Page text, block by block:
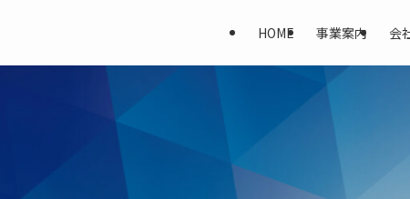
HOME 事業案内 会